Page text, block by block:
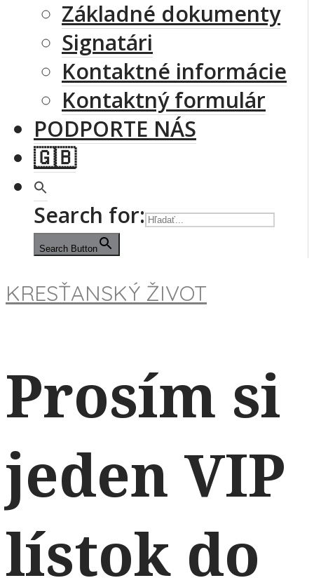
Základné dokumenty
Signatári
Kontaktné informácie
Kontaktný formulár
PODPORTE NÁS
🇬🇧
Search for:
Search Button
KRESŤANSKÝ ŽIVOT
Prosím si
jeden VIP
lístok do